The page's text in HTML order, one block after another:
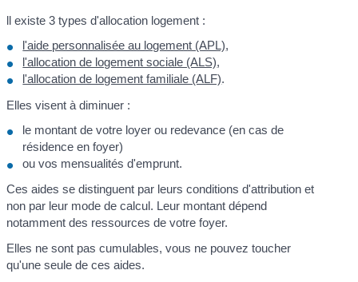
ll existe 3 types d'allocation logement :
l'aide personnalisée au logement (APL),
l'allocation de logement sociale (ALS),
l'allocation de logement familiale (ALF).
Elles visent à diminuer :
le montant de votre loyer ou redevance (en cas de
résidence en foyer)
ou vos mensualités d'emprunt.
Ces aides se distinguent par leurs conditions d'attribution et
non par leur mode de calcul. Leur montant dépend
notamment des ressources de votre foyer.
Elles ne sont pas cumulables, vous ne pouvez toucher
qu'une seule de ces aides.